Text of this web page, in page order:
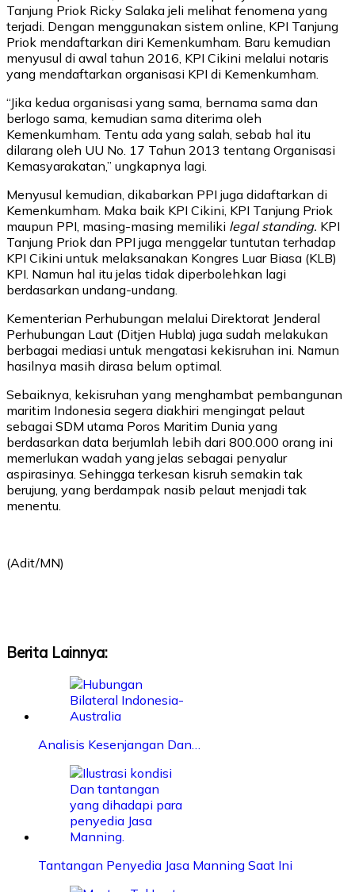
Tanjung Priok Ricky Salaka jeli melihat fenomena yang
terjadi. Dengan menggunakan sistem online, KPI Tanjung
Priok mendaftarkan diri Kemenkumham. Baru kemudian
menyusul di awal tahun 2016, KPI Cikini melalui notaris
yang mendaftarkan organisasi KPI di Kemenkumham.
“Jika kedua organisasi yang sama, bernama sama dan
berlogo sama, kemudian sama diterima oleh
Kemenkumham. Tentu ada yang salah, sebab hal itu
dilarang oleh UU No. 17 Tahun 2013 tentang Organisasi
Kemasyarakatan,” ungkapnya lagi.
Menyusul kemudian, dikabarkan PPI juga didaftarkan di
Kemenkumham. Maka baik KPI Cikini, KPI Tanjung Priok
maupun PPI, masing-masing memiliki legal standing. KPI
Tanjung Priok dan PPI juga menggelar tuntutan terhadap
KPI Cikini untuk melaksanakan Kongres Luar Biasa (KLB)
KPI. Namun hal itu jelas tidak diperbolehkan lagi
berdasarkan undang-undang.
Kementerian Perhubungan melalui Direktorat Jenderal
Perhubungan Laut (Ditjen Hubla) juga sudah melakukan
berbagai mediasi untuk mengatasi kekisruhan ini. Namun
hasilnya masih dirasa belum optimal.
Sebaiknya, kekisruhan yang menghambat pembangunan
maritim Indonesia segera diakhiri mengingat pelaut
sebagai SDM utama Poros Maritim Dunia yang
berdasarkan data berjumlah lebih dari 800.000 orang ini
memerlukan wadah yang jelas sebagai penyalur
aspirasinya. Sehingga terkesan kisruh semakin tak
berujung, yang berdampak nasib pelaut menjadi tak
menentu.
(Adit/MN)
Berita Lainnya:
Analisis Kesenjangan Dan…
Tantangan Penyedia Jasa Manning Saat Ini